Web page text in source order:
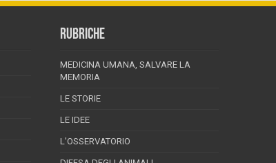
RUBRICHE
MEDICINA UMANA, SALVARE LA
MEMORIA
LE STORIE
LE IDEE
L’OSSERVATORIO